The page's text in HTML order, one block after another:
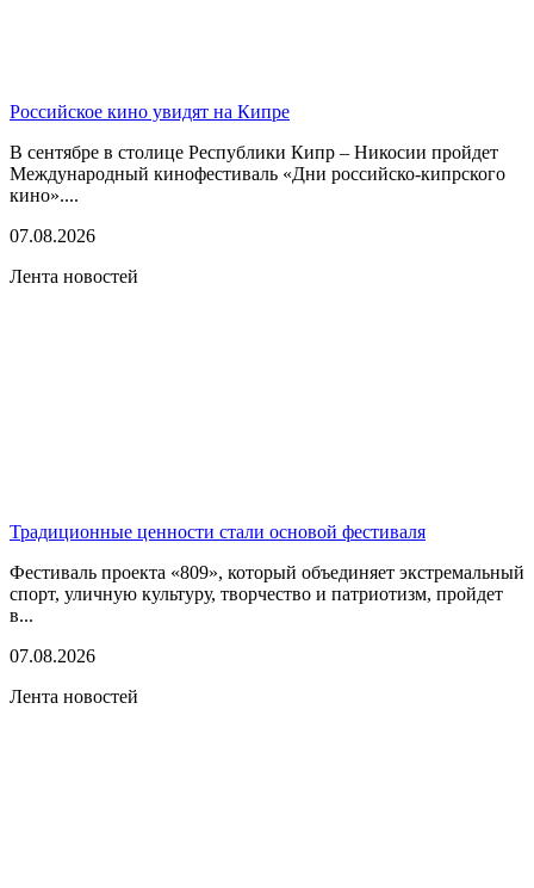
Российское кино увидят на Кипре
В сентябре в столице Республики Кипр – Никосии пройдет
Международный кинофестиваль «Дни российско-кипрского
кино»....
07.08.2026
Лента новостей
Традиционные ценности стали основой фестиваля
Фестиваль проекта «809», который объединяет экстремальный
спорт, уличную культуру, творчество и патриотизм, пройдет
в...
07.08.2026
Лента новостей